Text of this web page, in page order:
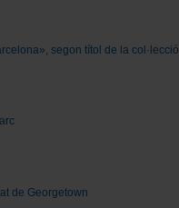
segon títol de la col·lecció
de Georgetown